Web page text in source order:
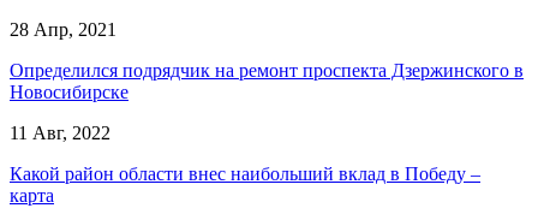
28 Апр, 2021
Определился подрядчик на ремонт проспекта Дзержинского в
Новосибирске
11 Авг, 2022
Какой район области внес наибольший вклад в Победу –
карта